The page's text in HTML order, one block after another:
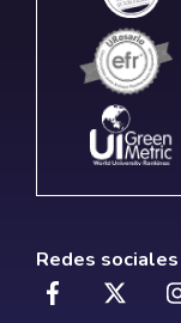
Redes sociales